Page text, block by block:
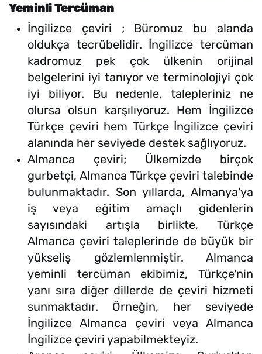
Yeminli Tercüman
İngilizce çeviri ; Büromuz bu alanda
oldukça tecrübelidir. İngilizce tercüman
kadromuz pek çok ülkenin orijinal
belgelerini iyi tanıyor ve terminolojiyi çok
iyi biliyor. Bu nedenle, talepleriniz ne
olursa olsun karşılıyoruz. Hem İngilizce
Türkçe çeviri hem Türkçe İngilizce çeviri
alanında her seviyede destek sağlıyoruz.
Almanca çeviri; Ülkemizde birçok
gurbetçi, Almanca Türkçe çeviri talebinde
bulunmaktadır. Son yıllarda, Almanya'ya
iş veya eğitim amaçlı gidenlerin
sayısındaki artışla birlikte, Türkçe
Almanca çeviri taleplerinde de büyük bir
yükseliş gözlemlenmiştir. Almanca
yeminli tercüman ekibimiz, Türkçe'nin
yanı sıra diğer dillerde de çeviri hizmeti
sunmaktadır. Örneğin, her seviyede
İngilizce Almanca çeviri veya Almanca
İngilizce çeviri yapabilmekteyiz.